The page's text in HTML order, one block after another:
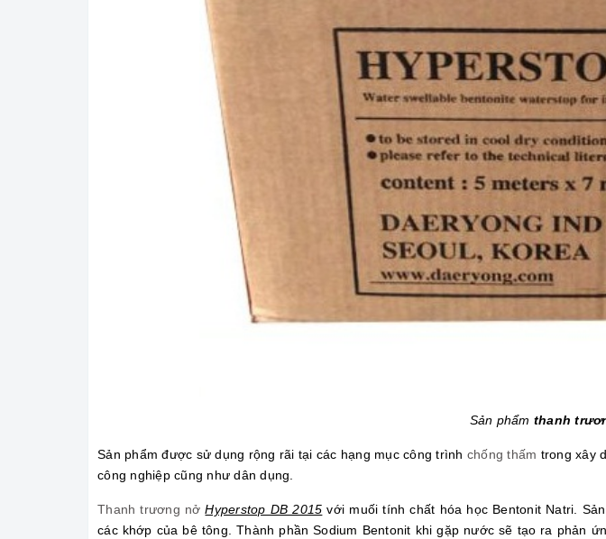
Sản phẩm thanh
Sản phẩm được sử dụng rộng rãi tại các hạng mục công trình chống thấm trong xây
công nghiệp cũng như dân dụng.
Thanh trương nở Hyperstop DB 2015 với muối tính chất hóa học Bentonit Natri.
các khớp của bê tông. Thành phần Sodium Bentonit khi gặp nước sẽ tạo ra phản